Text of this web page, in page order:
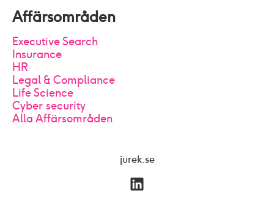
Affärsområden
Executive Search
Insurance
HR
Legal & Compliance
Life Science
Cyber security
Alla Affärsområden
jurek.se